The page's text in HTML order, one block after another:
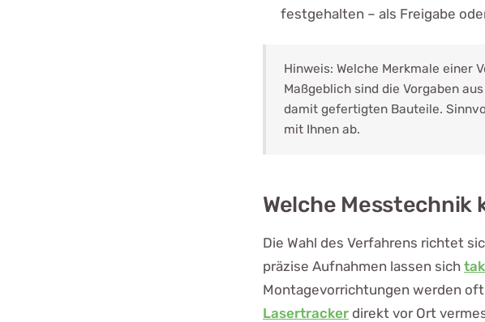
festgehalten – als Freigabe
Hinweis: Welche Merkmale einer
Maßgeblich sind die Vorgaben
damit gefertigten Bauteile.
mit Ihnen ab.
Welche Messtechnik
Die Wahl des Verfahrens richtet
präzise Aufnahmen lassen sich
Montagevorrichtungen werden
Lasertracker direkt vor Ort